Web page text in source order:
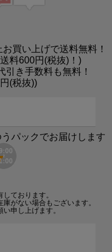
買い上げで送料無料！
料600円(税抜)！)
き手数料も無料！
(税抜))
パックでお届けします
ております。
がない場合もございます。
申し上げます。